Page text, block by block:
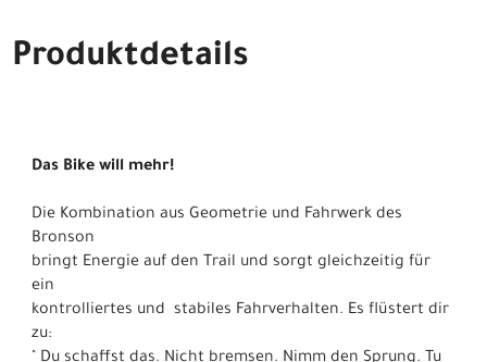
Produktdetails
Das Bike will mehr!
Die Kombination aus Geometrie und Fahrwerk des
Bronson
bringt Energie auf den Trail und sorgt gleichzeitig für
ein
kontrolliertes und stabiles Fahrverhalten. Es flüstert dir
zu: